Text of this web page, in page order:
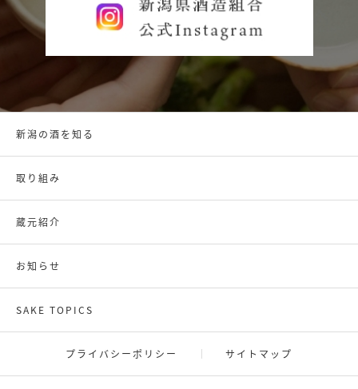
新潟の酒を知る
取り組み
蔵元紹介
お知らせ
SAKE TOPICS
プライバシーポリシー サイトマップ